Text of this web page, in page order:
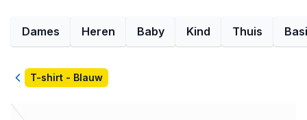
Dames Heren Baby Kind Thuis
TerugT-shirt - Blauw